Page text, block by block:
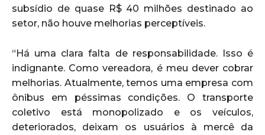
subsídio de quase R$ 40 milhões destinado ao
setor, não houve melhorias perceptíveis.
“Há uma clara falta de responsabilidade. Isso é
indignante. Como vereadora, é meu dever cobrar
melhorias. Atualmente, temos uma empresa com
ônibus em péssimas condições. O transporte
coletivo está monopolizado e os veículos,
deteriorados, deixam os usuários à mercê da